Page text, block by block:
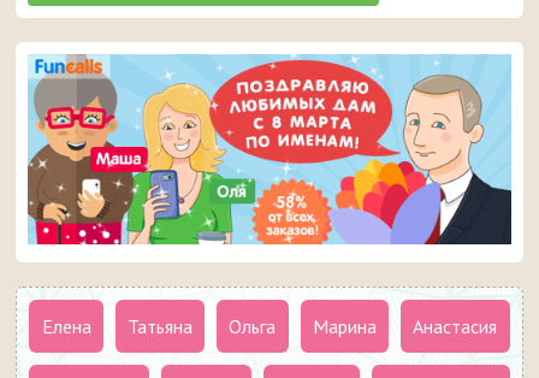
Елена Татьяна Ольга Марина Анастасия